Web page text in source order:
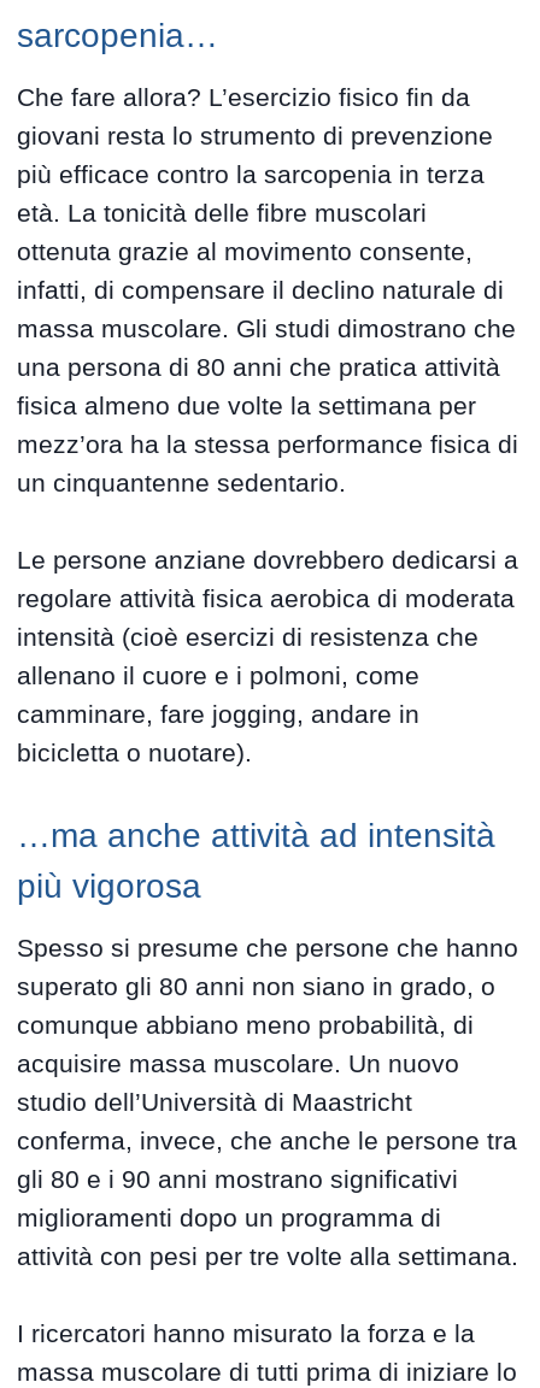
sarcopenia…
Che fare allora? L’esercizio fisico fin da
giovani resta lo strumento di prevenzione
più efficace contro la sarcopenia in terza
età. La tonicità delle fibre muscolari
ottenuta grazie al movimento consente,
infatti, di compensare il declino naturale di
massa muscolare. Gli studi dimostrano che
una persona di 80 anni che pratica attività
fisica almeno due volte la settimana per
mezz’ora ha la stessa performance fisica di
un cinquantenne sedentario.
Le persone anziane dovrebbero dedicarsi a
regolare attività fisica aerobica di moderata
intensità (cioè esercizi di resistenza che
allenano il cuore e i polmoni, come
camminare, fare jogging, andare in
bicicletta o nuotare).
…ma anche attività ad intensità
più vigorosa
Spesso si presume che persone che hanno
superato gli 80 anni non siano in grado, o
comunque abbiano meno probabilità, di
acquisire massa muscolare. Un nuovo
studio dell’Università di Maastricht
conferma, invece, che anche le persone tra
gli 80 e i 90 anni mostrano significativi
miglioramenti dopo un programma di
attività con pesi per tre volte alla settimana.
I ricercatori hanno misurato la forza e la
massa muscolare di tutti prima di iniziare lo